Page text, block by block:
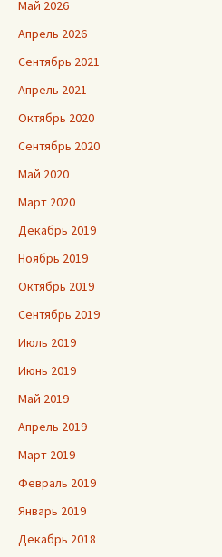
Май 2026
Апрель 2026
Сентябрь 2021
Апрель 2021
Октябрь 2020
Сентябрь 2020
Май 2020
Март 2020
Декабрь 2019
Ноябрь 2019
Октябрь 2019
Сентябрь 2019
Июль 2019
Июнь 2019
Май 2019
Апрель 2019
Март 2019
Февраль 2019
Январь 2019
Декабрь 2018